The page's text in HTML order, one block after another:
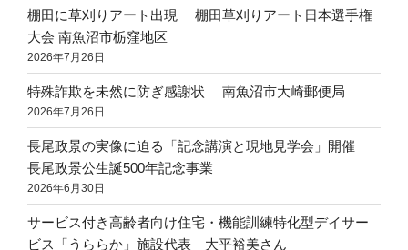
棚田に草刈りアート出現 棚田草刈りアート日本選手権
大会 南魚沼市栃窪地区
2026年7月26日
特殊詐欺を未然に防ぎ感謝状 南魚沼市大崎郵便局
2026年7月26日
長尾政景の実像に迫る「記念講演と現地見学会」開催
長尾政景公生誕500年記念事業
2026年6月30日
サービス付き高齢者向け住宅・機能訓練特化型デイサー
ビス「うららか」施設代表 大平裕美さん